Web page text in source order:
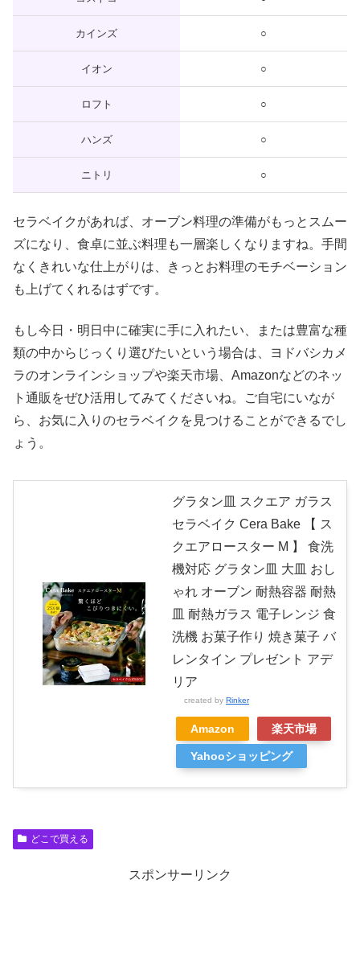
カインズ ○
イオン ○
ロフト ○
ハンズ ○
ニトリ ○
セラベイクがあれば、オーブン料理の準備がもっとスムー
ズになり、食卓に並ぶ料理も一層楽しくなりますね。手間
なくきれいな仕上がりは、きっとお料理のモチベーション
も上げてくれるはずです。
もし今日・明日中に確実に手に入れたい、または豊富な種
類の中からじっくり選びたいという場合は、ヨドバシカメ
ラのオンラインショップや楽天市場、Amazonなどのネッ
ト通販をぜひ活用してみてくださいね。ご自宅にいなが
ら、お気に入りのセラベイクを見つけることができるでし
ょう。
グラタン皿 スクエア ガラス
セラベイク Cera Bake 【 ス
クエアロースター M 】 食洗
機対応 グラタン皿 大皿 おし
ゃれ オーブン 耐熱容器 耐熱
皿 耐熱ガラス 電子レンジ 食
洗機 お菓子作り 焼き菓子 バ
レンタイン プレゼント アデ
リア
created by Rinker
Amazon 楽天市場
Yahooショッピング
どこで買える
スポンサーリンク